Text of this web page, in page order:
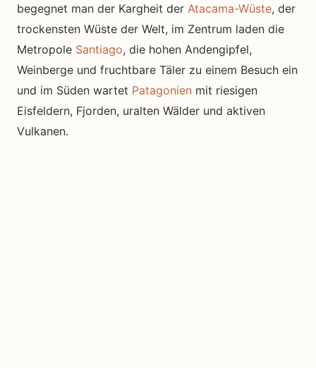
begegnet man der Kargheit der Atacama-Wüste, der
trockensten Wüste der Welt, im Zentrum laden die
Metropole Santiago, die hohen Andengipfel,
Weinberge und fruchtbare Täler zu einem Besuch ein
und im Süden wartet Patagonien mit riesigen
Eisfeldern, Fjorden, uralten Wälder und aktiven
Vulkanen.